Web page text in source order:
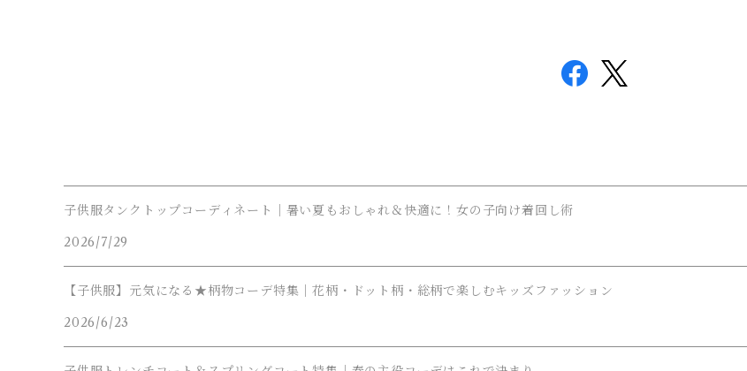
子供服タンクトップコーディネート｜暑い夏もおしゃれ＆快適に！女の子向け着回し術
2026/7/29
【子供服】元気になる★柄物コーデ特集｜花柄・ドット柄・総柄で楽しむキッズファッション
2026/6/23